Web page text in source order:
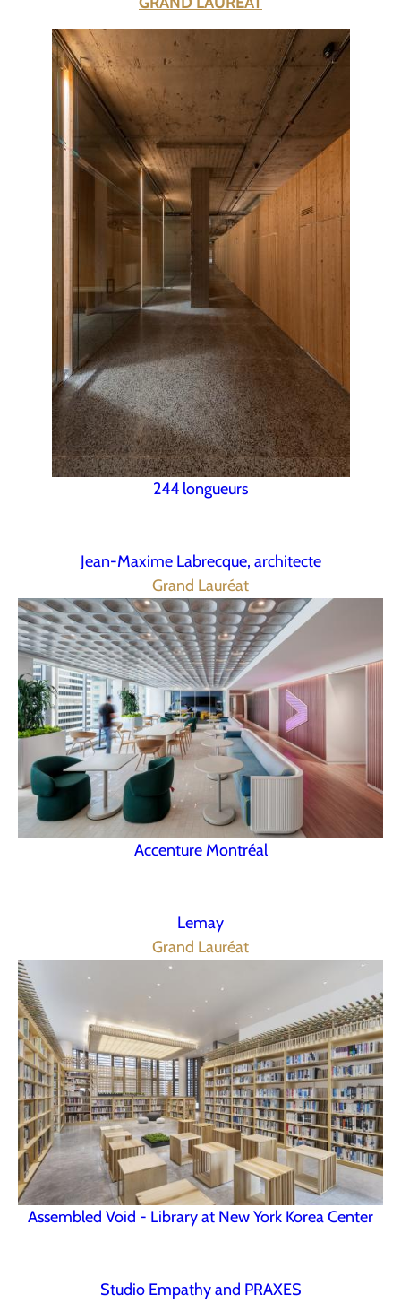
244 longueurs
Jean-Maxime Labrecque, architecte
Grand Lauréat
Accenture Montréal
Lemay
Grand Lauréat
Assembled Void - Library at New York Korea Center
Studio Empathy and PRAXES